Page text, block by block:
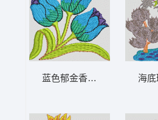
蓝色郁金香刺绣图案 靓花
海